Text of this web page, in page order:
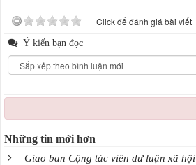
Click để đánh giá bài viết
Ý kiến bạn đọc
Những tin mới hơn
Giao ban Cộng tác viên dư luận xã hội